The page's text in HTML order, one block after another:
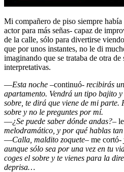
Mi compañero de piso siempre
actor para más señas- capaz de
de la calle, sólo para divertirse
que por unos instantes, no le di
imaginando que se trataba de otra de
interpretativas.
—Esta noche –continuó- recibirás
apartamento. Vendrá un tipo bajito
sobre, te dirá que viene de mi
sobre y no le preguntes por mí.
—¿Se puede saber dónde andas?–
melodramático, y por qué hablas
—Calla, maldito zoquete– me cortó-
aunque sólo sea por una vez en tu
coges el sobre y te vienes para la
deprisa…